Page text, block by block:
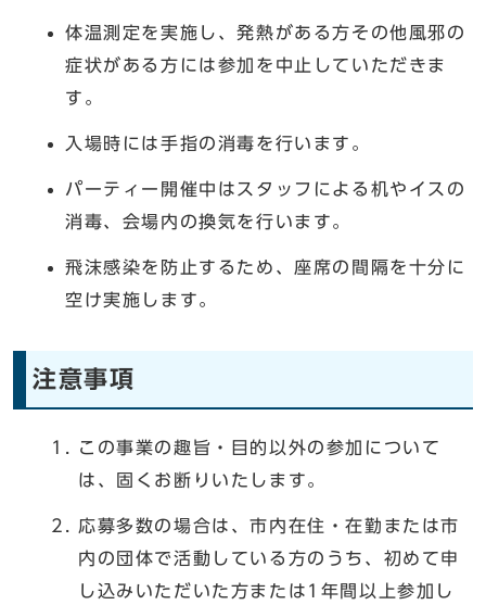
体温測定を実施し、発熱がある方その他風邪の
症状がある方には参加を中止していただきま
す。
入場時には手指の消毒を行います。
パーティー開催中はスタッフによる机やイスの
消毒、会場内の換気を行います。
飛沫感染を防止するため、座席の間隔を十分に
空け実施します。
注意事項
この事業の趣旨・目的以外の参加について
は、固くお断りいたします。
応募多数の場合は、市内在住・在勤または市
内の団体で活動している方のうち、初めて申
し込みいただいた方または1年間以上参加し